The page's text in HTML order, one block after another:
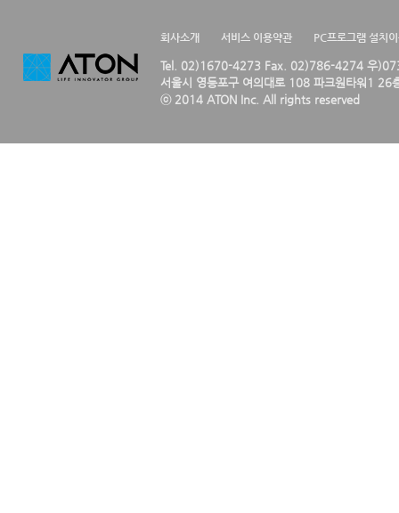
회사소개 서비스 이용약관 PC프로그램 설치
Tel. 02)1670-4273 Fax. 02)786-4274 우
서울시 영등포구 여의대로 108 파크원타워1 26
ⓒ 2014 ATON Inc. All rights reserved